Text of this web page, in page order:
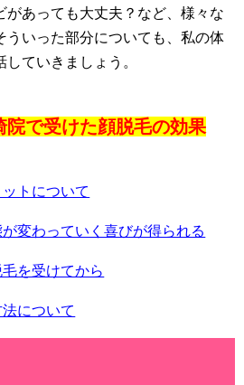
があっても大丈夫？など、様々な
ういった部分についても、私の体
ていきましょう。
院で受けた顔脱毛の効果
トについて
変わっていく喜びが得られる
を受けてから
について